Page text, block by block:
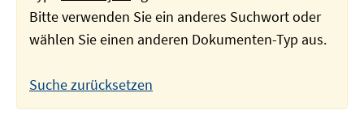
Bitte verwenden Sie ein anderes Suchwort oder
wählen Sie einen anderen Dokumenten-Typ aus.
Suche zurücksetzen